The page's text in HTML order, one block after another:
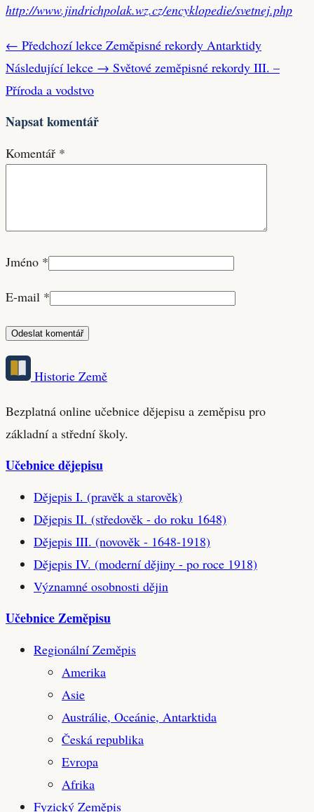
http://www.jindrichpolak.wz.cz/encyklopedie/svetnej.php
← Předchozí lekce Zeměpisné rekordy Antarktidy
Následující lekce → Světové zeměpisné rekordy III. –
Příroda a vodstvo
Napsat komentář
Komentář *
Jméno *
E-mail *
Historie Země
Bezplatná online učebnice dějepisu a zeměpisu pro
základní a střední školy.
Učebnice dějepisu
Dějepis I. (pravěk a starověk)
Dějepis II. (středověk - do roku 1648)
Dějepis III. (novověk - 1648-1918)
Dějepis IV. (moderní dějiny - po roce 1918)
Významné osobnosti dějin
Učebnice Zeměpisu
Regionální Zeměpis
Amerika
Asie
Austrálie, Oceánie, Antarktida
Česká republika
Evropa
Afrika
Fyzický Zeměpis